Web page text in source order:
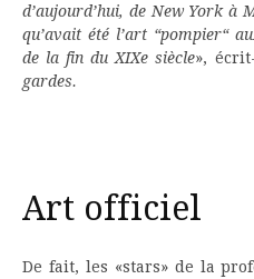
d’aujourd’hui, de New York à
qu’avait été l’art “pompier“
de la fin du XIXe siècle»,
gardes.
Art officiel
De fait, les «stars» de la